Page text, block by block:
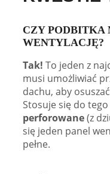
CZY PODBITKA
WENTYLACJĘ?
Tak! To jeden z
musi umożliwiać
dachu, aby
Stosuje się do
perforowane(z
się jeden panel
pełne.